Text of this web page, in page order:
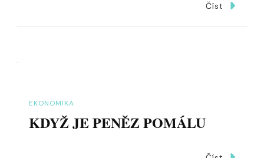
Číst
EKONOMIKA
KDYŽ JE PENĚZ POMÁLU